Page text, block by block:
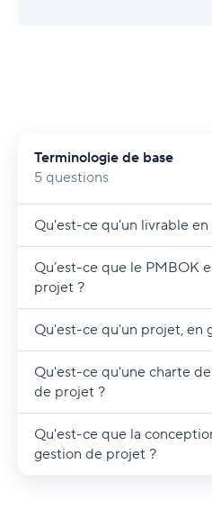
Terminologie de base
5 questions
Qu'est-ce qu'un livrable
Qu’est-ce que le PMBOK
projet ?
Qu'est-ce qu'un projet, en
Qu'est-ce qu'une charte
de projet ?
Qu'est-ce que la
gestion de projet ?